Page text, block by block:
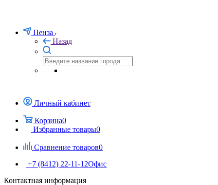
Пенза
Назад
Личный кабинет
Корзина0
Избранные товары0
Сравнение товаров0
+7 (8412) 22-11-12Офис
Контактная информация